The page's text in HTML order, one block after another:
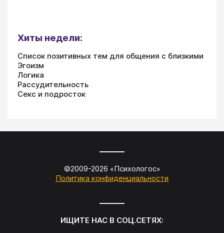
Хиты недели:
Список позитивных тем для общения с близкими
Эгоизм
Логика
Рассудительность
Секс и подросток
©2009-2026 «Психологос»
Политика конфиденциальности
ИЩИТЕ НАС В СОЦ.СЕТЯХ: